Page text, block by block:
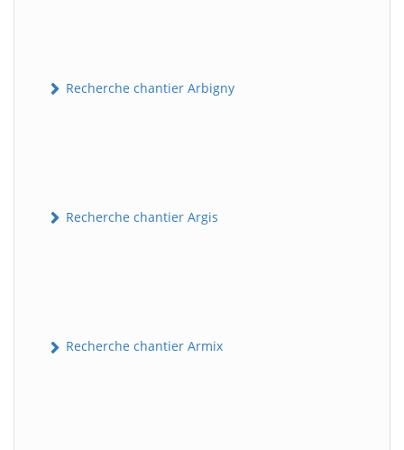
Recherche chantier Arbigny
Recherche chantier Argis
Recherche chantier Armix